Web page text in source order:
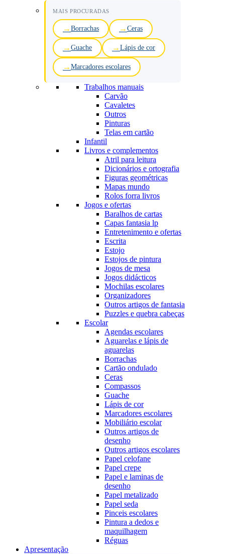
MAIS PROCURADAS
Borrachas Ceras
Guache Lápis de cor
Marcadores escolares
Trabalhos manuais
Carvão
Cavaletes
Outros
Pinturas
Telas em cartão
Infantil
Livros e complementos
Atril para leitura
Dicionários e ortografia
Figuras geométricas
Mapas mundo
Rolos forra livros
Jogos e ofertas
Baralhos de cartas
Capas fantasia lp
Entretenimento e ofertas
Escrita
Estojo
Estojos de pintura
Jogos de mesa
Jogos didácticos
Mochilas escolares
Organizadores
Outros artigos de fantasia
Puzzles e quebra cabeças
Escolar
Agendas escolares
Aguarelas e lápis de
aguarelas
Borrachas
Cartão ondulado
Ceras
Compassos
Guache
Lápis de cor
Marcadores escolares
Mobiliário escolar
Outros artigos de
desenho
Outros artigos escolares
Papel celofane
Papel crepe
Papel e laminas de
desenho
Papel metalizado
Papel seda
Pinceis escolares
Pintura a dedos e
maquilhagem
Réguas
Apresentação